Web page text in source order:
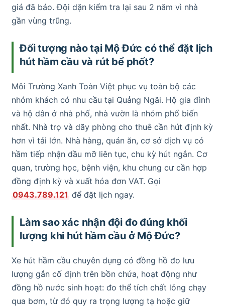
giá đã báo. Đội dặn kiểm tra lại sau 2 năm vì nhà
gần vùng trũng.
Đối tượng nào tại Mộ Đức có thể đặt lịch
hút hầm cầu và rút bể phốt?
Môi Trường Xanh Toàn Việt phục vụ toàn bộ các
nhóm khách có nhu cầu tại Quảng Ngãi. Hộ gia đình
và hộ dân ở nhà phố, nhà vườn là nhóm phổ biến
nhất. Nhà trọ và dãy phòng cho thuê cần hút định kỳ
hơn vì tải lớn. Nhà hàng, quán ăn, cơ sở dịch vụ có
hầm tiếp nhận dầu mỡ liên tục, chu kỳ hút ngắn. Cơ
quan, trường học, bệnh viện, khu chung cư cần hợp
đồng định kỳ và xuất hóa đơn VAT. Gọi
0943.789.121 để đặt lịch ngay.
Làm sao xác nhận đội đo đúng khối
lượng khi hút hầm cầu ở Mộ Đức?
Xe hút hầm cầu chuyên dụng có đồng hồ đo lưu
lượng gắn cố định trên bồn chứa, hoạt động như
đồng hồ nước sinh hoạt: đo thể tích chất lỏng chạy
qua bơm, từ đó quy ra trọng lượng tạ hoặc giữ